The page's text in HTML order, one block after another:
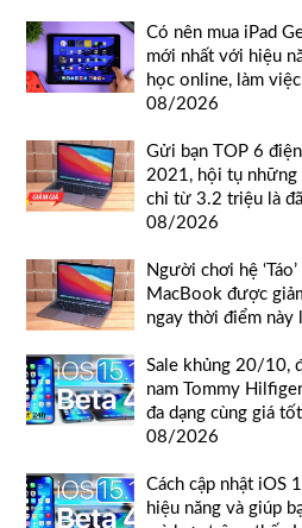
Có nên mua iPad
mới nhất với hiệu
học online, làm
08/2026
Gửi bạn TOP 6
2021, hội tụ những
chỉ từ 3.2 triệu là
08/2026
Người chơi hệ
MacBook được
ngay thời điểm
Sale khủng 20/10,
nam Tommy
đa dạng cùng giá
08/2026
Cách cập nhật iOS
hiệu năng và giúp